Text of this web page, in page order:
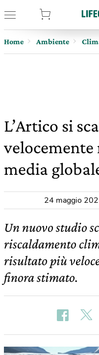
Home Ambiente
L’Artico si
media
24 maggio
Un nuovo studio
riscaldamento
risultato più
finora stimato.